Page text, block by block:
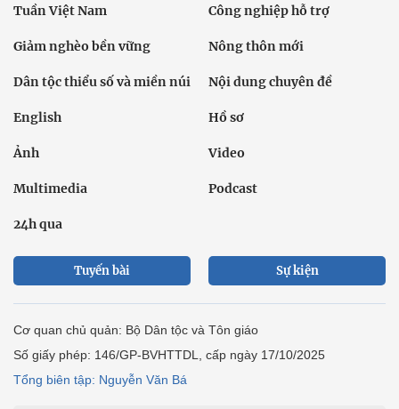
Tuần Việt Nam Công nghiệp hỗ trợ
Giảm nghèo bền vững Nông thôn mới
Dân tộc thiểu số và miền núi Nội dung chuyên đề
English Hồ sơ
Ảnh Video
Multimedia Podcast
24h qua
Tuyến bài Sự kiện
Cơ quan chủ quản: Bộ Dân tộc và Tôn giáo
Số giấy phép: 146/GP-BVHTTDL, cấp ngày 17/10/2025
Tổng biên tập: Nguyễn Văn Bá